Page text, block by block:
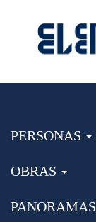
PERSONAS
OBRAS
PANORAMAS